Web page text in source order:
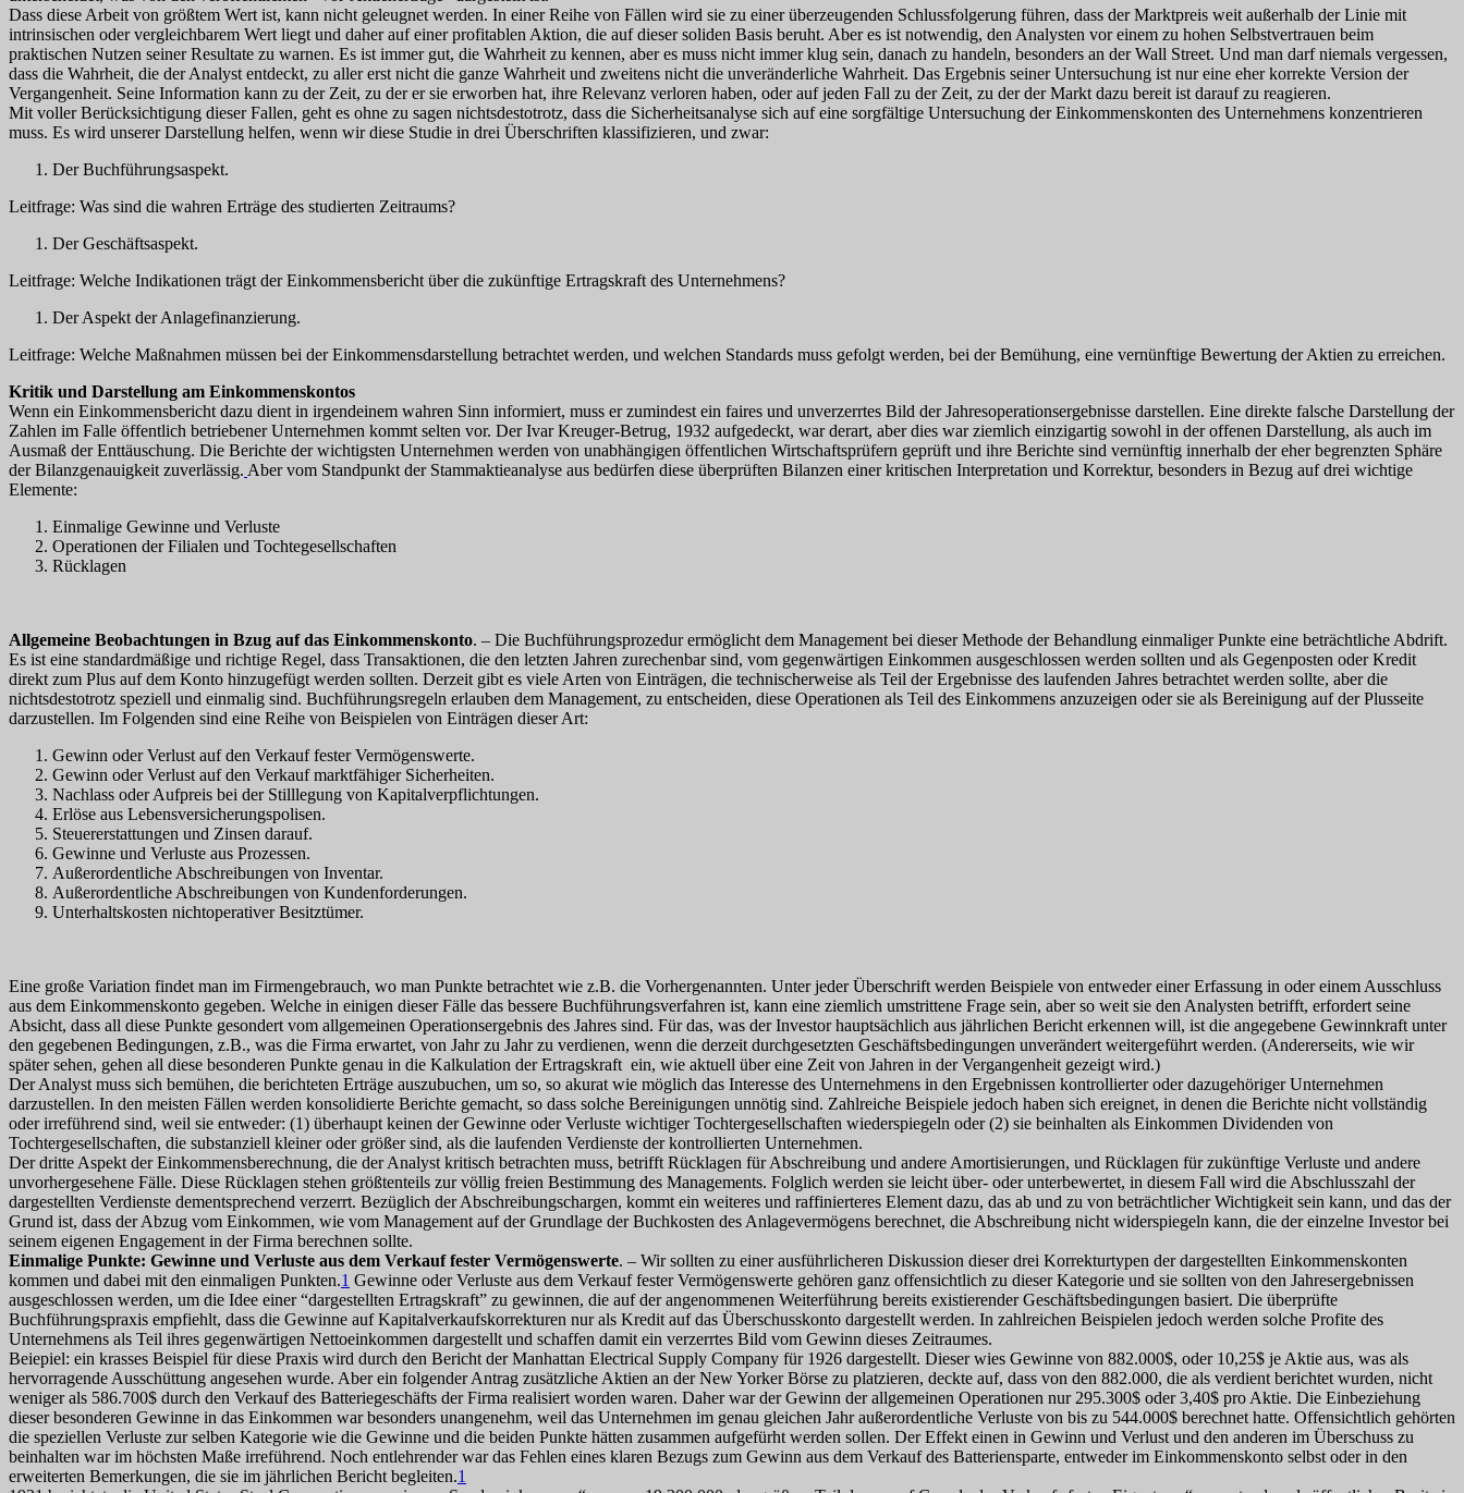
Dass diese Arbeit von größtem Wert ist, kann nicht geleugnet werden. In einer Reihe von Fällen wird sie zu einer überzeugenden Schlussfolgerung führen, dass der Marktpreis weit außerhalb der Linie mit
intrinsischen oder vergleichbarem Wert liegt und daher auf einer profitablen Aktion, die auf dieser soliden Basis beruht. Aber es ist notwendig, den Analysten vor einem zu hohen Selbstvertrauen beim
praktischen Nutzen seiner Resultate zu warnen. Es ist immer gut, die Wahrheit zu kennen, aber es muss nicht immer klug sein, danach zu handeln, besonders an der Wall Street. Und man darf niemals vergessen,
dass die Wahrheit, die der Analyst entdeckt, zu aller erst nicht die ganze Wahrheit und zweitens nicht die unveränderliche Wahrheit. Das Ergebnis seiner Untersuchung ist nur eine eher korrekte Version der
Vergangenheit. Seine Information kann zu der Zeit, zu der er sie erworben hat, ihre Relevanz verloren haben, oder auf jeden Fall zu der Zeit, zu der der Markt dazu bereit ist darauf zu reagieren.
Mit voller Berücksichtigung dieser Fallen, geht es ohne zu sagen nichtsdestotrotz, dass die Sicherheitsanalyse sich auf eine sorgfältige Untersuchung der Einkommenskonten des Unternehmens konzentrieren
muss. Es wird unserer Darstellung helfen, wenn wir diese Studie in drei Überschriften klassifizieren, und zwar:
Der Buchführungsaspekt.
Leitfrage: Was sind die wahren Erträge des studierten Zeitraums?
Der Geschäftsaspekt.
Leitfrage: Welche Indikationen trägt der Einkommensbericht über die zukünftige Ertragskraft des Unternehmens?
Der Aspekt der Anlagefinanzierung.
Leitfrage: Welche Maßnahmen müssen bei der Einkommensdarstellung betrachtet werden, und welchen Standards muss gefolgt werden, bei der Bemühung, eine vernünftige Bewertung der Aktien zu erreichen.
Kritik und Darstellung am Einkommenskontos
Wenn ein Einkommensbericht dazu dient in irgendeinem wahren Sinn informiert, muss er zumindest ein faires und unverzerrtes Bild der Jahresoperationsergebnisse darstellen. Eine direkte falsche Darstellung der
Zahlen im Falle öffentlich betriebener Unternehmen kommt selten vor. Der Ivar Kreuger-Betrug, 1932 aufgedeckt, war derart, aber dies war ziemlich einzigartig sowohl in der offenen Darstellung, als auch im
Ausmaß der Enttäuschung. Die Berichte der wichtigsten Unternehmen werden von unabhängigen öffentlichen Wirtschaftsprüfern geprüft und ihre Berichte sind vernünftig innerhalb der eher begrenzten Sphäre
der Bilanzgenauigkeit zuverlässig. Aber vom Standpunkt der Stammaktieanalyse aus bedürfen diese überprüften Bilanzen einer kritischen Interpretation und Korrektur, besonders in Bezug auf drei wichtige
Elemente:
Einmalige Gewinne und Verluste
Operationen der Filialen und Tochtegesellschaften
Rücklagen
Allgemeine Beobachtungen in Bzug auf das Einkommenskonto. – Die Buchführungsprozedur ermöglicht dem Management bei dieser Methode der Behandlung einmaliger Punkte eine beträchtliche Abdrift.
Es ist eine standardmäßige und richtige Regel, dass Transaktionen, die den letzten Jahren zurechenbar sind, vom gegenwärtigen Einkommen ausgeschlossen werden sollten und als Gegenposten oder Kredit
direkt zum Plus auf dem Konto hinzugefügt werden sollten. Derzeit gibt es viele Arten von Einträgen, die technischerweise als Teil der Ergebnisse des laufenden Jahres betrachtet werden sollte, aber die
nichtsdestotrotz speziell und einmalig sind. Buchführungsregeln erlauben dem Management, zu entscheiden, diese Operationen als Teil des Einkommens anzuzeigen oder sie als Bereinigung auf der Plusseite
darzustellen. Im Folgenden sind eine Reihe von Beispielen von Einträgen dieser Art:
Gewinn oder Verlust auf den Verkauf fester Vermögenswerte.
Gewinn oder Verlust auf den Verkauf marktfähiger Sicherheiten.
Nachlass oder Aufpreis bei der Stilllegung von Kapitalverpflichtungen.
Erlöse aus Lebensversicherungspolisen.
Steuererstattungen und Zinsen darauf.
Gewinne und Verluste aus Prozessen.
Außerordentliche Abschreibungen von Inventar.
Außerordentliche Abschreibungen von Kundenforderungen.
Unterhaltskosten nichtoperativer Besitztümer.
Eine große Variation findet man im Firmengebrauch, wo man Punkte betrachtet wie z.B. die Vorhergenannten. Unter jeder Überschrift werden Beispiele von entweder einer Erfassung in oder einem Ausschluss
aus dem Einkommenskonto gegeben. Welche in einigen dieser Fälle das bessere Buchführungsverfahren ist, kann eine ziemlich umstrittene Frage sein, aber so weit sie den Analysten betrifft, erfordert seine
Absicht, dass all diese Punkte gesondert vom allgemeinen Operationsergebnis des Jahres sind. Für das, was der Investor hauptsächlich aus jährlichen Bericht erkennen will, ist die angegebene Gewinnkraft unter
den gegebenen Bedingungen, z.B., was die Firma erwartet, von Jahr zu Jahr zu verdienen, wenn die derzeit durchgesetzten Geschäftsbedingungen unverändert weitergeführt werden. (Andererseits, wie wir
später sehen, gehen all diese besonderen Punkte genau in die Kalkulation der Ertragskraft ein, wie aktuell über eine Zeit von Jahren in der Vergangenheit gezeigt wird.)
Der Analyst muss sich bemühen, die berichteten Erträge auszubuchen, um so, so akurat wie möglich das Interesse des Unternehmens in den Ergebnissen kontrollierter oder dazugehöriger Unternehmen
darzustellen. In den meisten Fällen werden konsolidierte Berichte gemacht, so dass solche Bereinigungen unnötig sind. Zahlreiche Beispiele jedoch haben sich ereignet, in denen die Berichte nicht vollständig
oder irreführend sind, weil sie entweder: (1) überhaupt keinen der Gewinne oder Verluste wichtiger Tochtergesellschaften wiederspiegeln oder (2) sie beinhalten als Einkommen Dividenden von
Tochtergesellschaften, die substanziell kleiner oder größer sind, als die laufenden Verdienste der kontrollierten Unternehmen.
Der dritte Aspekt der Einkommensberechnung, die der Analyst kritisch betrachten muss, betrifft Rücklagen für Abschreibung und andere Amortisierungen, und Rücklagen für zukünftige Verluste und andere
unvorhergesehene Fälle. Diese Rücklagen stehen größtenteils zur völlig freien Bestimmung des Managements. Folglich werden sie leicht über- oder unterbewertet, in diesem Fall wird die Abschlusszahl der
dargestellten Verdienste dementsprechend verzerrt. Bezüglich der Abschreibungschargen, kommt ein weiteres und raffinierteres Element dazu, das ab und zu von beträchtlicher Wichtigkeit sein kann, und das der
Grund ist, dass der Abzug vom Einkommen, wie vom Management auf der Grundlage der Buchkosten des Anlagevermögens berechnet, die Abschreibung nicht widerspiegeln kann, die der einzelne Investor bei
seinem eigenen Engagement in der Firma berechnen sollte.
Einmalige Punkte: Gewinne und Verluste aus dem Verkauf fester Vermögenswerte. – Wir sollten zu einer ausführlicheren Diskussion dieser drei Korrekturtypen der dargestellten Einkommenskonten
kommen und dabei mit den einmaligen Punkten.1 Gewinne oder Verluste aus dem Verkauf fester Vermögenswerte gehören ganz offensichtlich zu dieser Kategorie und sie sollten von den Jahresergebnissen
ausgeschlossen werden, um die Idee einer “dargestellten Ertragskraft” zu gewinnen, die auf der angenommenen Weiterführung bereits existierender Geschäftsbedingungen basiert. Die überprüfte
Buchführungspraxis empfiehlt, dass die Gewinne auf Kapitalverkaufskorrekturen nur als Kredit auf das Überschusskonto dargestellt werden. In zahlreichen Beispielen jedoch werden solche Profite des
Unternehmens als Teil ihres gegenwärtigen Nettoeinkommen dargestellt und schaffen damit ein verzerrtes Bild vom Gewinn dieses Zeitraumes.
Beiepiel: ein krasses Beispiel für diese Praxis wird durch den Bericht der Manhattan Electrical Supply Company für 1926 dargestellt. Dieser wies Gewinne von 882.000$, oder 10,25$ je Aktie aus, was als
hervorragende Ausschüttung angesehen wurde. Aber ein folgender Antrag zusätzliche Aktien an der New Yorker Börse zu platzieren, deckte auf, dass von den 882.000, die als verdient berichtet wurden, nicht
weniger als 586.700$ durch den Verkauf des Batteriegeschäfts der Firma realisiert worden waren. Daher war der Gewinn der allgemeinen Operationen nur 295.300$ oder 3,40$ pro Aktie. Die Einbeziehung
dieser besonderen Gewinne in das Einkommen war besonders unangenehm, weil das Unternehmen im genau gleichen Jahr außerordentliche Verluste von bis zu 544.000$ berechnet hatte. Offensichtlich gehörten
die speziellen Verluste zur selben Kategorie wie die Gewinne und die beiden Punkte hätten zusammen aufgefürht werden sollen. Der Effekt einen in Gewinn und Verlust und den anderen im Überschuss zu
beinhalten war im höchsten Maße irreführend. Noch entlehrender war das Fehlen eines klaren Bezugs zum Gewinn aus dem Verkauf des Batteriensparte, entweder im Einkommenskonto selbst oder in den
erweiterten Bemerkungen, die sie im jährlichen Bericht begleiten.1